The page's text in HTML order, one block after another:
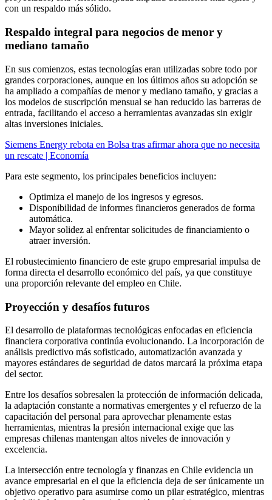
con un respaldo más sólido.
Respaldo integral para negocios de menor y
mediano tamaño
En sus comienzos, estas tecnologías eran utilizadas sobre todo por
grandes corporaciones, aunque en los últimos años su adopción se
ha ampliado a compañías de menor y mediano tamaño, y gracias a
los modelos de suscripción mensual se han reducido las barreras de
entrada, facilitando el acceso a herramientas avanzadas sin exigir
altas inversiones iniciales.
Siemens Energy rebota en Bolsa tras afirmar ahora que no necesita
un rescate | Economía
Para este segmento, los principales beneficios incluyen:
Optimiza el manejo de los ingresos y egresos.
Disponibilidad de informes financieros generados de forma
automática.
Mayor solidez al enfrentar solicitudes de financiamiento o
atraer inversión.
El robustecimiento financiero de este grupo empresarial impulsa de
forma directa el desarrollo económico del país, ya que constituye
una proporción relevante del empleo en Chile.
Proyección y desafíos futuros
El desarrollo de plataformas tecnológicas enfocadas en eficiencia
financiera corporativa continúa evolucionando. La incorporación de
análisis predictivo más sofisticado, automatización avanzada y
mayores estándares de seguridad de datos marcará la próxima etapa
del sector.
Entre los desafíos sobresalen la protección de información delicada,
la adaptación constante a normativas emergentes y el refuerzo de la
capacitación del personal para aprovechar plenamente estas
herramientas, mientras la presión internacional exige que las
empresas chilenas mantengan altos niveles de innovación y
excelencia.
La intersección entre tecnología y finanzas en Chile evidencia un
avance empresarial en el que la eficiencia deja de ser únicamente un
objetivo operativo para asumirse como un pilar estratégico, mientras